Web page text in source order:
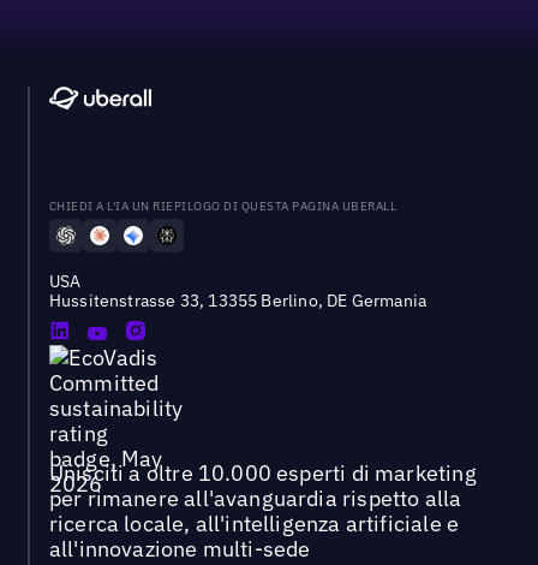
CHIEDI A L'IA UN RIEPILOGO DI QUESTA PAGINA UBERALL
USA
Hussitenstrasse 33, 13355 Berlino, DE Germania
Unisciti a oltre 10.000 esperti di marketing
per rimanere all'avanguardia rispetto alla
ricerca locale, all'intelligenza artificiale e
all'innovazione multi-sede